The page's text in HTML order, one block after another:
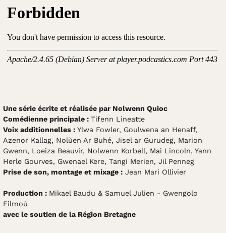
Une série écrite et réalisée par Nolwenn Quioc
Comédienne principale :Tifenn Lineatte
Voix additionnelles :Ylwa Fowler, Goulwena an Henaff,
Azenor Kallag, Nolùen Ar Buhé, Jisel ar Gurudeg, Marion
Gwenn, Loeiza Beauvir, Nolwenn Korbell, Mai Lincoln, Yann
Herle Gourves, Gwenael Kere, Tangi Merien, Jil Penneg
Prise de son, montage et mixage : Jean Mari Ollivier
Production : Mikael Baudu & Samuel Julien - Gwengolo
Filmoù
avec le soutien de la Région Bretagne